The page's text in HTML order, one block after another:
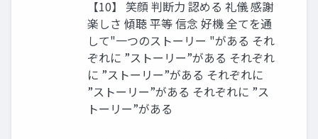
【10】 笑顔 判断力 認める 礼儀 感謝
楽しさ 傾聴 平等 信念 好機 全てを通
して"一つのストーリー "がある それ
ぞれに ”ストーリー”がある それぞれ
に ”ストーリー”がある それぞれに
”ストーリー”がある それぞれに ”ス
トーリー”がある